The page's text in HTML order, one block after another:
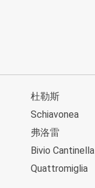
杜勒斯
Schiavonea
弗洛雷
Bivio Cantinella
Quattromiglia